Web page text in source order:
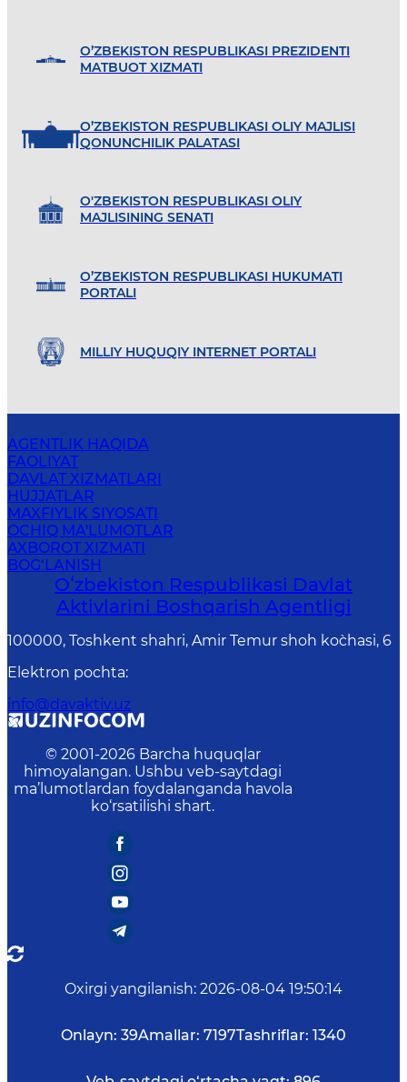
O’ZBEKISTON RESPUBLIKASI PREZIDENTI
MATBUOT XIZMATI
O’ZBEKISTON RESPUBLIKASI OLIY MAJLISI
QONUNCHILIK PALATASI
O'ZBEKISTON RESPUBLIKASI OLIY
MAJLISINING SENATI
O’ZBEKISTON RESPUBLIKASI HUKUMATI
PORTALI
MILLIY HUQUQIY INTERNET PORTALI
AGENTLIK HAQIDA
FAOLIYAT
DAVLAT XIZMATLARI
HUJJATLAR
MAXFIYLIK SIYOSATI
OCHIQ MA'LUMOTLAR
AXBOROT XIZMATI
BOG‘LANISH
Oʻzbekiston Respublikasi Davlat
Aktivlarini Boshqarish Agentligi
100000, Toshkent shahri, Amir Temur shoh ko`chasi, 6
Elektron pochta:
info@davaktiv.uz
© 2001-2026 Barcha huquqlar
himoyalangan. Ushbu veb-saytdagi
ma’lumotlardan foydalanganda havola
ko‘rsatilishi shart.
Oxirgi yangilanish: 2026-08-04 19:50:14
Onlayn: 39Amallar: 7197Tashriflar: 1340